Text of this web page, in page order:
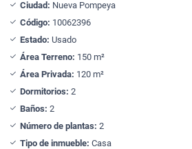
Ciudad: Nueva Pompeya
Código: 10062396
Estado: Usado
Área Terreno: 150 m²
Área Privada: 120 m²
Dormitorios: 2
Baños: 2
Número de plantas: 2
Tipo de inmueble: Casa